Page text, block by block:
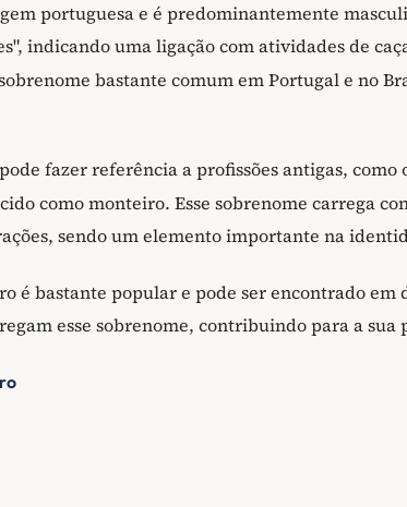
portuguesa e é predominantemente
indicando uma ligação com atividades de
bastante comum em Portugal e no
fazer referência a profissões antigas, como
como monteiro. Esse sobrenome carrega
sendo um elemento importante na
é bastante popular e pode ser encontrado em
esse sobrenome, contribuindo para a sua